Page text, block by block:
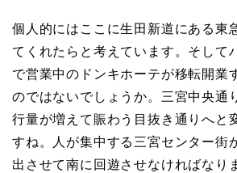
個人的にはここに生田新道にある東
てくれたらと考えています。そして
で営業中のドンキホーテが移転開業
のではないでしょうか。三宮中央通
行量が増えて賑わう目抜き通りへと
すね。人が集中する三宮センター街
出させて南に回遊させなければなり